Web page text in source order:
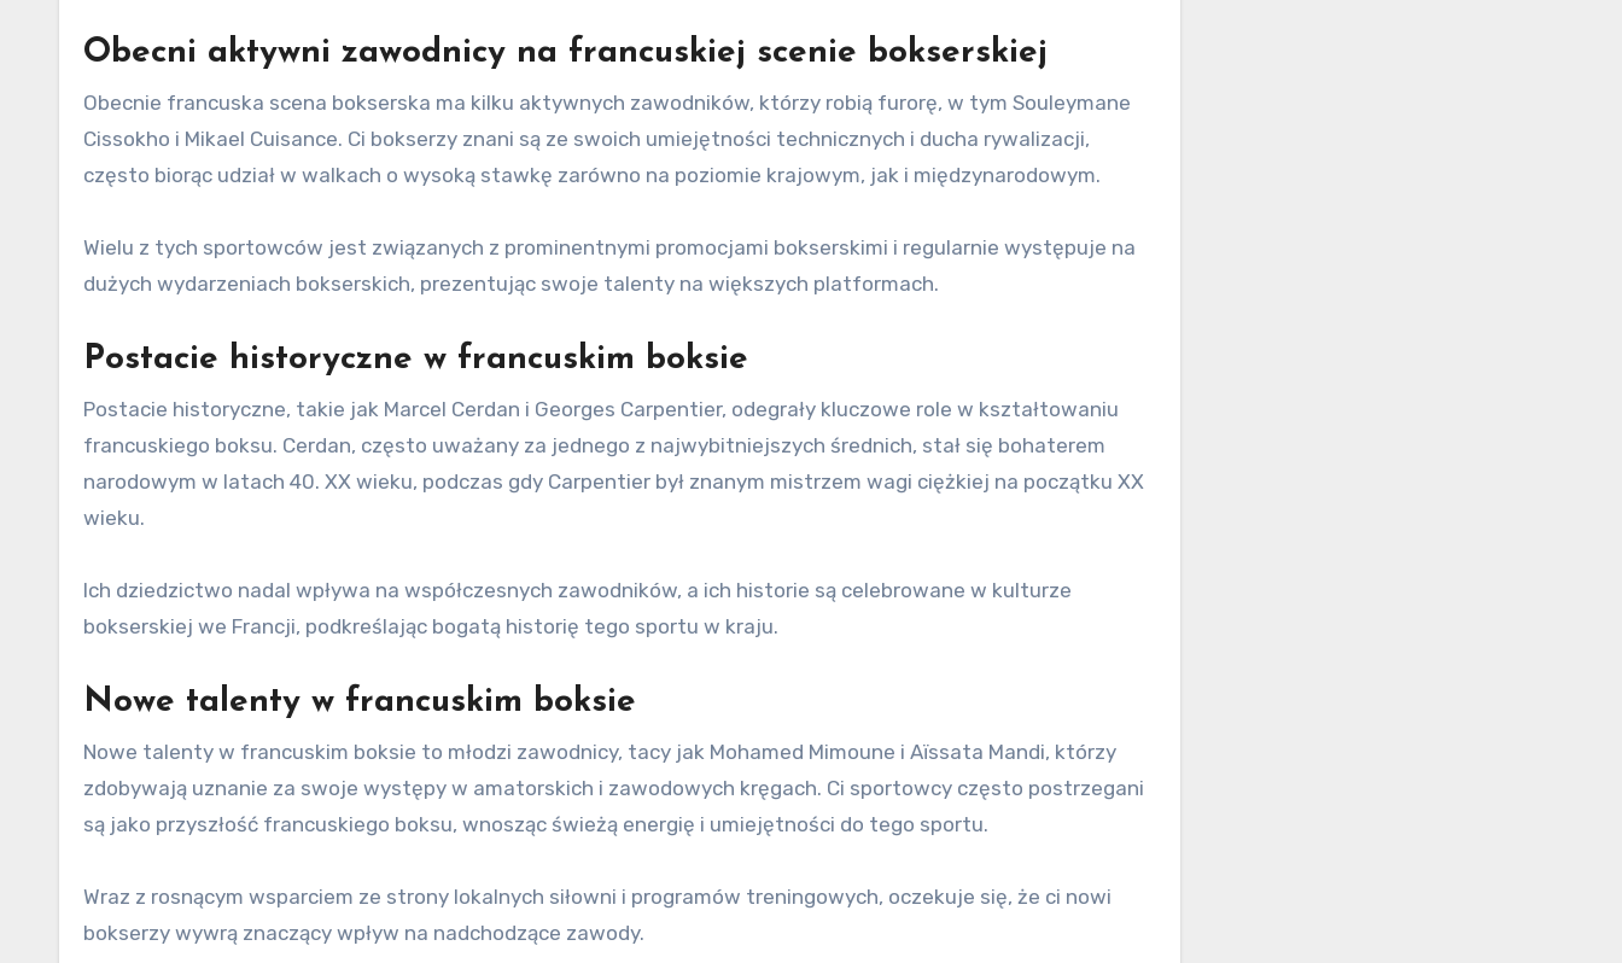
Obecni aktywni zawodnicy na francuskiej scenie bokserskiej
Obecnie francuska scena bokserska ma kilku aktywnych zawodników, którzy robią furorę, w tym Souleymane
Cissokho i Mikael Cuisance. Ci bokserzy znani są ze swoich umiejętności technicznych i ducha rywalizacji,
często biorąc udział w walkach o wysoką stawkę zarówno na poziomie krajowym, jak i międzynarodowym.
Wielu z tych sportowców jest związanych z prominentnymi promocjami bokserskimi i regularnie występuje na
dużych wydarzeniach bokserskich, prezentując swoje talenty na większych platformach.
Postacie historyczne w francuskim boksie
Postacie historyczne, takie jak Marcel Cerdan i Georges Carpentier, odegrały kluczowe role w kształtowaniu
francuskiego boksu. Cerdan, często uważany za jednego z najwybitniejszych średnich, stał się bohaterem
narodowym w latach 40. XX wieku, podczas gdy Carpentier był znanym mistrzem wagi ciężkiej na początku XX
wieku.
Ich dziedzictwo nadal wpływa na współczesnych zawodników, a ich historie są celebrowane w kulturze
bokserskiej we Francji, podkreślając bogatą historię tego sportu w kraju.
Nowe talenty w francuskim boksie
Nowe talenty w francuskim boksie to młodzi zawodnicy, tacy jak Mohamed Mimoune i Aïssata Mandi, którzy
zdobywają uznanie za swoje występy w amatorskich i zawodowych kręgach. Ci sportowcy często postrzegani
są jako przyszłość francuskiego boksu, wnosząc świeżą energię i umiejętności do tego sportu.
Wraz z rosnącym wsparciem ze strony lokalnych siłowni i programów treningowych, oczekuje się, że ci nowi
bokserzy wywrą znaczący wpływ na nadchodzące zawody.